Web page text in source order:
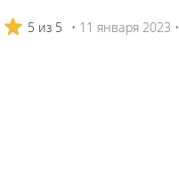
5 из 5 • 11 января 2023 •